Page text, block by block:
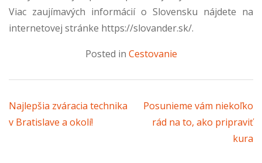
Viac zaujímavých informácií o Slovensku nájdete na
internetovej stránke https://slovander.sk/.
Posted in Cestovanie
Navigácia v článku
Najlepšia zváracia technika
v Bratislave a okolí!
Posunieme vám niekoľko
rád na to, ako pripraviť
kura